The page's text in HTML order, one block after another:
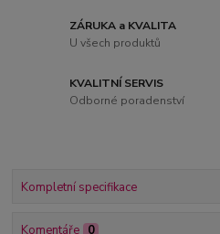
ZÁRUKA a KVALITA
U všech produktů
KVALITNÍ SERVIS
Odborné poradenství
Kompletní specifikace
Komentáře 0